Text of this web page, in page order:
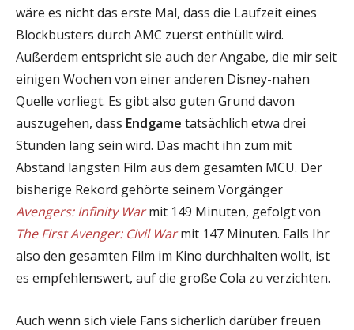
wäre es nicht das erste Mal, dass die Laufzeit eines
Blockbusters durch AMC zuerst enthüllt wird.
Außerdem entspricht sie auch der Angabe, die mir seit
einigen Wochen von einer anderen Disney-nahen
Quelle vorliegt. Es gibt also guten Grund davon
auszugehen, dass Endgame tatsächlich etwa drei
Stunden lang sein wird. Das macht ihn zum mit
Abstand längsten Film aus dem gesamten MCU. Der
bisherige Rekord gehörte seinem Vorgänger
Avengers: Infinity Warmit 149 Minuten, gefolgt von
The First Avenger: Civil Warmit 147 Minuten. Falls Ihr
also den gesamten Film im Kino durchhalten wollt, ist
es empfehlenswert, auf die große Cola zu verzichten.
Auch wenn sich viele Fans sicherlich darüber freuen